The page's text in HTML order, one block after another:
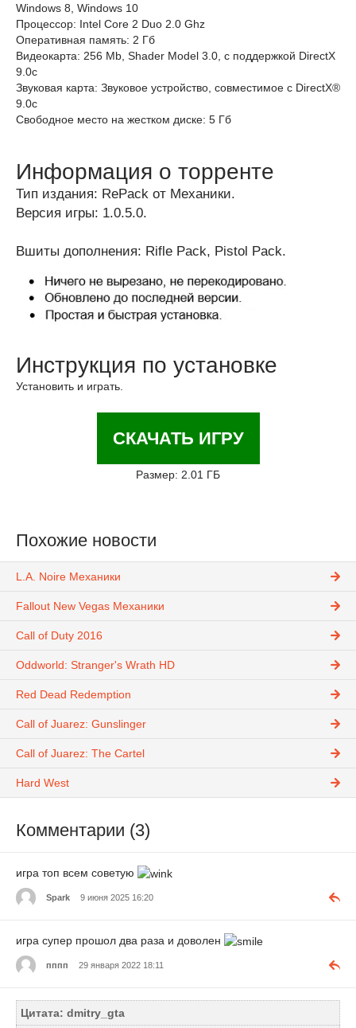
Windows 8, Windows 10
Процессор: Intel Core 2 Duo 2.0 Ghz
Оперативная память: 2 Гб
Видеокарта: 256 Mb, Shader Model 3.0, c поддержкой DirectX
9.0c
Звуковая карта: Звуковое устройство, совместимое с DirectX®
9.0с
Свободное место на жестком диске: 5 Гб
Информация о торренте
Тип издания: RePack от Механики.
Версия игры: 1.0.5.0.
Вшиты дополнения: Rifle Pack, Pistol Pack.
Инструкция по установке
Установить и играть.
СКАЧАТЬ ИГРУ
Размер: 2.01 ГБ
Похожие новости
L.A. Noire Механики
Fallout New Vegas Механики
Call of Duty 2016
Oddworld: Stranger's Wrath HD
Red Dead Redemption
Call of Juarez: Gunslinger
Call of Juarez: The Cartel
Hard West
Комментарии (3)
игра топ всем советую
Spark 9 июня 2025 16:20
игра супер прошол два раза и доволен
пппп 29 января 2022 18:11
Цитата: dmitry_gta